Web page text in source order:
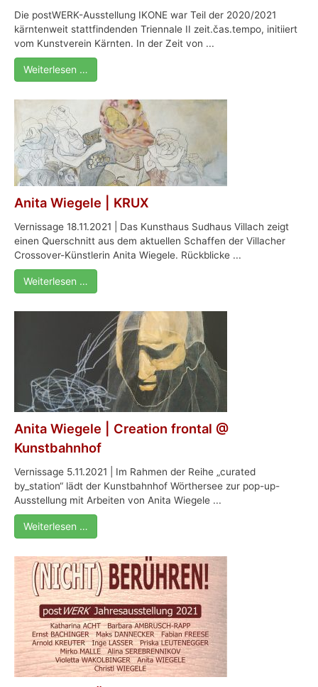
Die postWERK-Ausstellung IKONE war Teil der 2020/2021
kärntenweit stattfindenden Triennale II zeit.čas.tempo, initiiert
vom Kunstverein Kärnten. In der Zeit von ...
Weiterlesen …
Anita Wiegele | KRUX
Vernissage 18.11.2021 | Das Kunsthaus Sudhaus Villach zeigt
einen Querschnitt aus dem aktuellen Schaffen der Villacher
Crossover-Künstlerin Anita Wiegele. Rückblicke ...
Weiterlesen …
Anita Wiegele | Creation frontal @
Kunstbahnhof
Vernissage 5.11.2021 | Im Rahmen der Reihe „curated
by_station“ lädt der Kunstbahnhof Wörthersee zur pop-up-
Ausstellung mit Arbeiten von Anita Wiegele ...
Weiterlesen …